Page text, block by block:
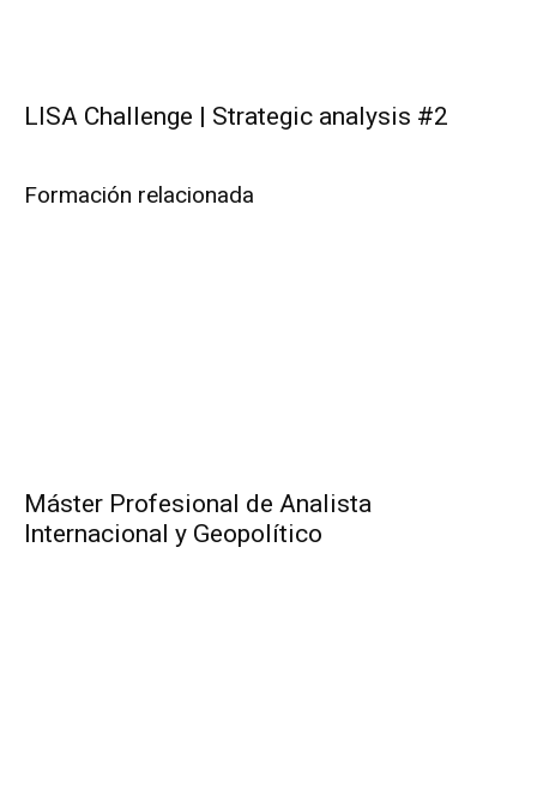
LISA Challenge | Strategic analysis #2
Formación relacionada
Máster Profesional de Analista
Internacional y Geopolítico